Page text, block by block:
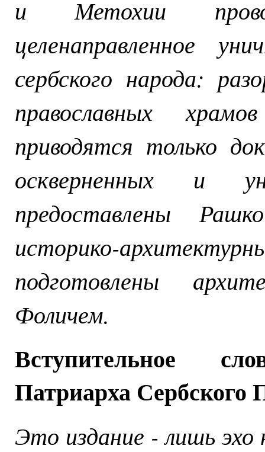
и Метохии
целенаправленное
сербского народа:
православных
приводятся только
оскверненных и
предоставлены
историко-
подготовлены
Фоличем.
Вступительное
Патриарха Сербского
Это издание - лишь эхо